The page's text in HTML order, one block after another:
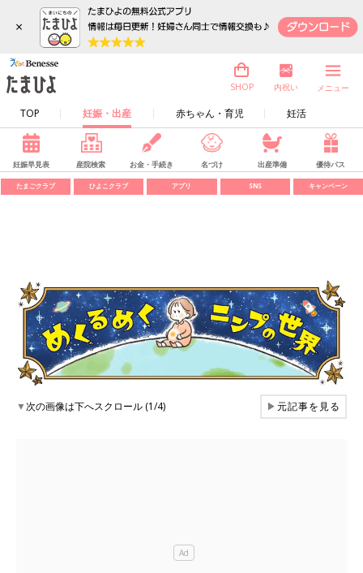
×
TOP 妊娠・出産 赤ちゃん・育児 妊活
SHOP 内祝い メニュー
妊娠早見表 産院検索 お金・手続き 名づけ 出産準備 優待パス
たまごクラブ ひよこクラブ アプリ SNS キャンペーン
▼次の画像は下へスクロール (1/4) ▶元記事を見る